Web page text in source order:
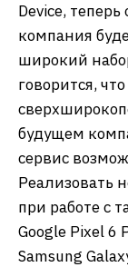
Device,
компания
широкий
говорится,
будущем
сервис
Реализовать
при работе с
Google Pixel 6
Samsung